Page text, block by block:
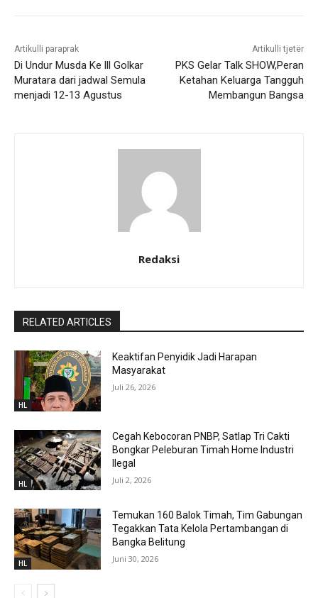
Artikulli paraprak
Di Undur Musda Ke lll Golkar
Muratara dari jadwal Semula
menjadi 12-13 Agustus
Artikulli tjetër
PKS Gelar Talk SHOW,Peran
Ketahan Keluarga Tangguh
Membangun Bangsa
Redaksi
RELATED ARTICLES
HL
Keaktifan Penyidik Jadi Harapan
Masyarakat
Juli 26, 2026
HL
Cegah Kebocoran PNBP, Satlap Tri Cakti
Bongkar Peleburan Timah Home Industri
Ilegal
Juli 2, 2026
HL
Temukan 160 Balok Timah, Tim Gabungan
Tegakkan Tata Kelola Pertambangan di
Bangka Belitung
Juni 30, 2026